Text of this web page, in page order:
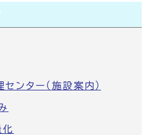
ンター（施設案内）
化